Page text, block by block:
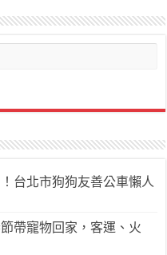
台北市狗狗友善公車懶人
帶寵物回家，客運、火